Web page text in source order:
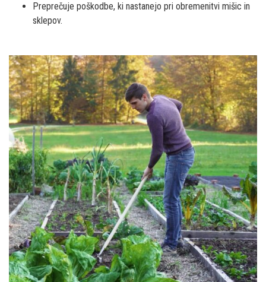
Preprečuje poškodbe, ki nastanejo pri obremenitvi mišic in
sklepov.